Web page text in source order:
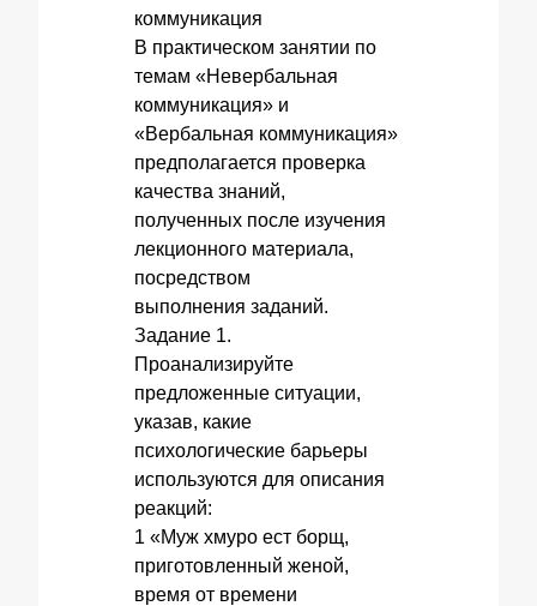
коммуникация
В практическом занятии по
темам «Невербальная
коммуникация» и
«Вербальная коммуникация»
предполагается проверка
качества знаний,
полученных после изучения
лекционного материала,
посредством
выполнения заданий.
Задание 1.
Проанализируйте
предложенные ситуации,
указав, какие
психологические барьеры
используются для описания
реакций:
1 «Муж хмуро ест борщ,
приготовленный женой,
время от времени